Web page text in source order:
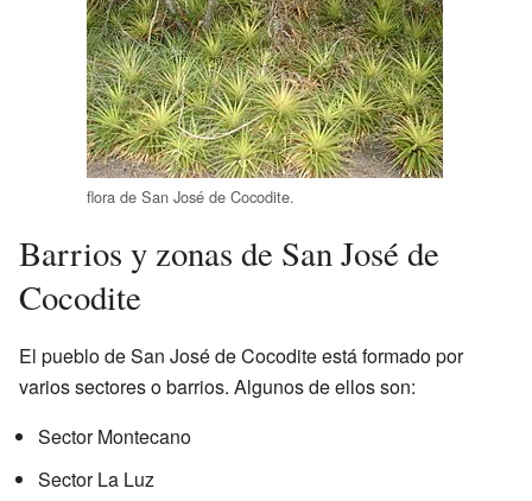
flora de San José de Cocodite.
Barrios y zonas de San José de
Cocodite
El pueblo de San José de Cocodite está formado por
varios sectores o barrios. Algunos de ellos son:
Sector Montecano
Sector La Luz